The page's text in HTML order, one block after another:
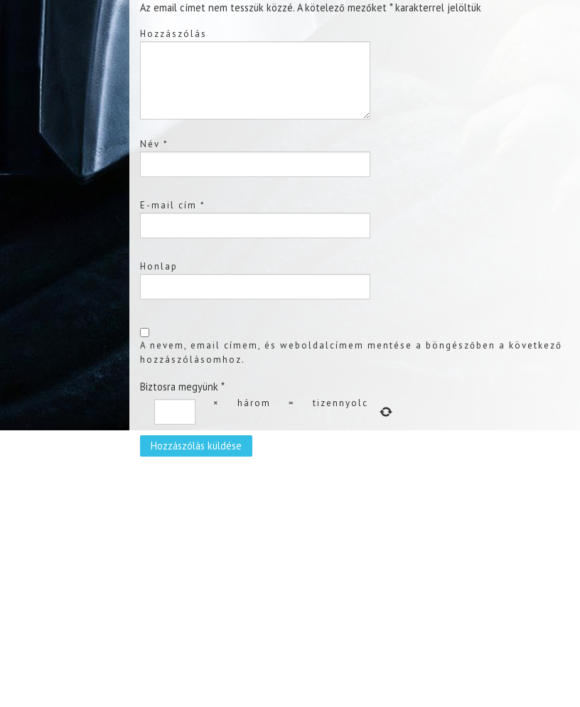
Az email címet nem tesszük közzé. A kötelező mezőket *karakterrel jelöltük
Hozzászólás
Név *
E-mail cím *
Honlap
A nevem, email címem, és weboldalcímem mentése a böngészőben a következő
hozzászólásomhoz.
Biztosra megyünk *
× három = tizennyolc